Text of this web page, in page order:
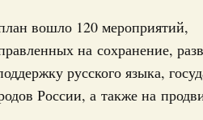
вошло 120 мероприятий,
на сохранение,
русского языка,
России, а также на
6 августа, четверг